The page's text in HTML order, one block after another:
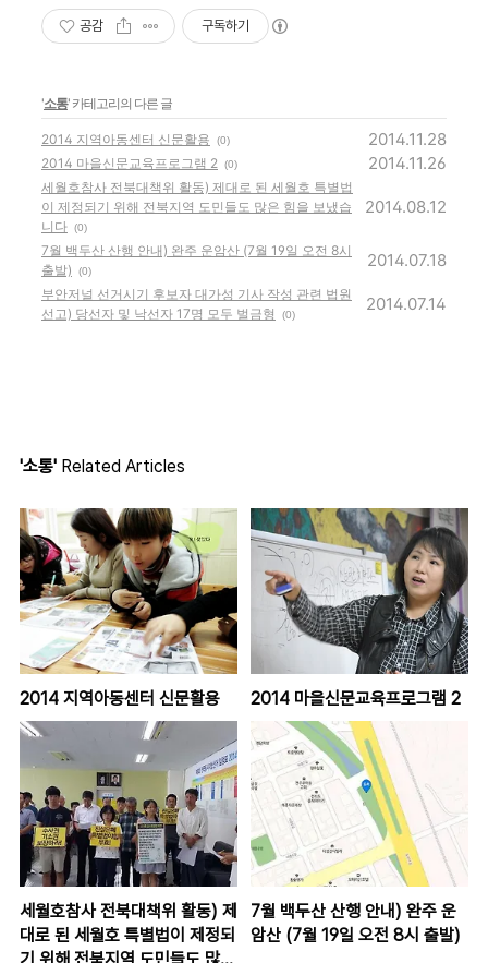
공감 구독하기
'소통' 카테고리의 다른 글
2014 지역아동센터 신문활용 (0) 2014.11.28
2014 마을신문교육프로그램 2 (0) 2014.11.26
세월호참사 전북대책위 활동) 제대로 된 세월호 특별법
이 제정되기 위해 전북지역 도민들도 많은 힘을 보냈습
니다 (0)
2014.08.12
7월 백두산 산행 안내) 완주 운암산 (7월 19일 오전 8시
출발)
(0)
2014.07.18
부안저널 선거시기 후보자 대가성 기사 작성 관련 법원
선고) 당선자 및 낙선자 17명 모두 벌금형
(0)
2014.07.14
'소통' Related Articles
2014 지역아동센터 신문활용 2014 마을신문교육프로그램 2
세월호참사 전북대책위 활동) 제
대로 된 세월호 특별법이 제정되
7월 백두산 산행 안내) 완주 운
암산 (7월 19일 오전 8시 출발)